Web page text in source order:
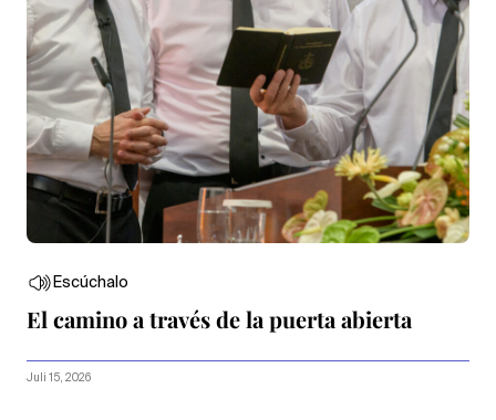
Escúchalo
El camino a través de la puerta abierta
Juli 15, 2026